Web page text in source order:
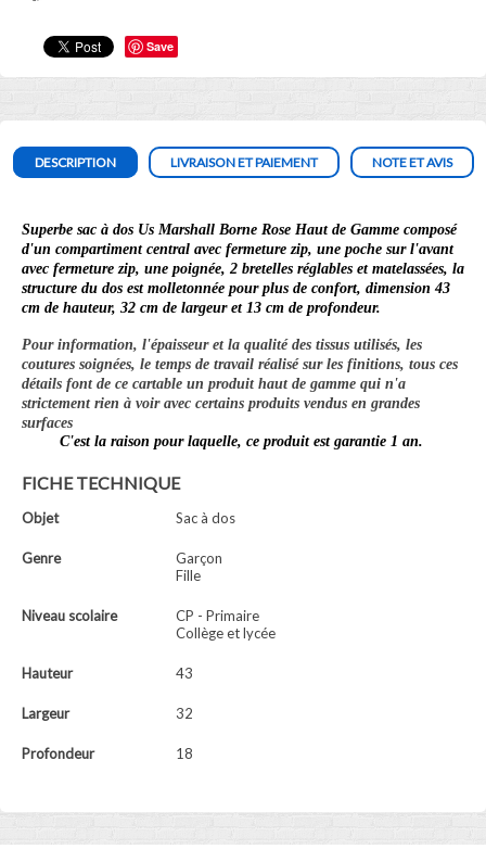
Save
DESCRIPTION LIVRAISON ET PAIEMENT NOTE ET AVIS
Superbe sac à dos Us Marshall Borne Rose Haut de Gamme composé
d'un compartiment central avec fermeture zip, une poche sur l'avant
avec fermeture zip, une poignée, 2 bretelles réglables et matelassées, la
structure du dos est molletonnée pour plus de confort, dimension 43
cm de hauteur, 32 cm de largeur et 13 cm de profondeur.
Pour information, l'épaisseur et la qualité des tissus utilisés, les
coutures soignées, le temps de travail réalisé sur les finitions, tous ces
détails font de ce cartable un produit haut de gamme qui n'a
strictement rien à voir avec certains produits vendus en grandes
surfaces
C'est la raison pour laquelle, ce produit est garantie 1 an.
FICHE TECHNIQUE
Objet Sac à dos
Genre
Garçon
Fille
Niveau scolaire
CP - Primaire
Collège et lycée
Hauteur 43
Largeur 32
Profondeur 18